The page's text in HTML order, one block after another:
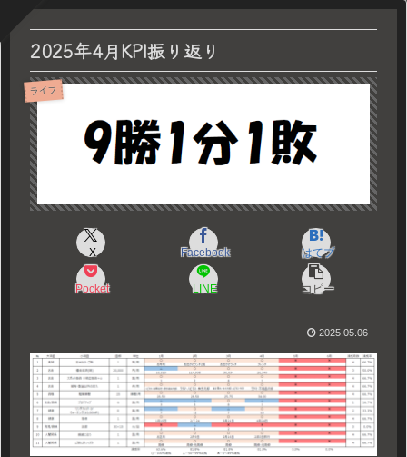
2025年4月KPI振り返り
ライフ
X Facebook はてブ
Pocket LINE コピー
2025.05.06